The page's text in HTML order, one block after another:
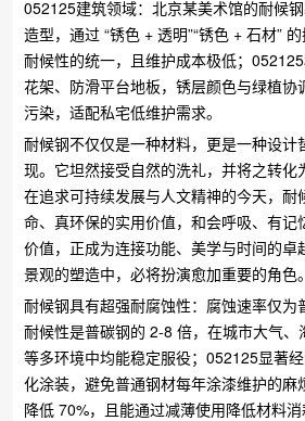
052125建筑领域：北京某美术馆的耐候
造型，通过 “锈色 + 透明”“锈色 + 石材”
耐候性的统一，且维护成本极低；​052125
花架、防滑平台地板，锈层颜色与绿植协
污染，适配私宅低维护需求。
耐候钢不仅仅是一种材料，更是一种设计
现。它坦然接受自然的洗礼，并将之转化
在追求可持续发展与人文精神的今天，耐
命、真环保的实用价值，和会呼吸、有记
价值，正成为连接功能、美学与时间的卓
景观的塑造中，必将扮演愈加重要的角色。
耐候钢具有超强耐腐蚀性：腐蚀速率仅为
耐候性是普碳钢的 2-8 倍，在城市大气、
等多环境中均能稳定服役；​052125显著
化涂装，避免普通钢材每年涂漆维护的麻
降低 70%，且能通过减薄使用降低材料